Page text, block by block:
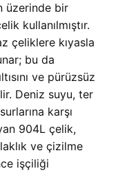
üzerinde bir
kullanılmıştır.
çeliklere kıyasla
bu da
ve pürüzsüz
Deniz suyu, ter
karşı
904L çelik,
ve çizilme
işçiliği